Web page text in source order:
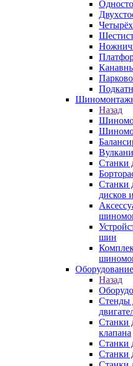
Назад
Станки
Станки
дисков
шин
Назад
Стенды
Станки
клапана
Станки
Станки